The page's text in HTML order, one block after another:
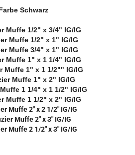
Schwarz
Muffe 1/2" x 3/4" IG/IG
Muffe 1/2" x 1" IG/IG
Muffe 3/4" x 1" IG/IG
Muffe 1" x 1 1/4" IG/IG
Muffe 1" x 1 1/2"" IG/IG
Muffe 1" x 2" IG/IG
1 1/4" x 1 1/2" IG/IG
Muffe 1 1/2" x 2" IG/IG
Muffe 2" x 2 1/2" IG/IG
Muffe 2" x 3" IG/IG
Muffe 2 1/2" x 3" IG/IG